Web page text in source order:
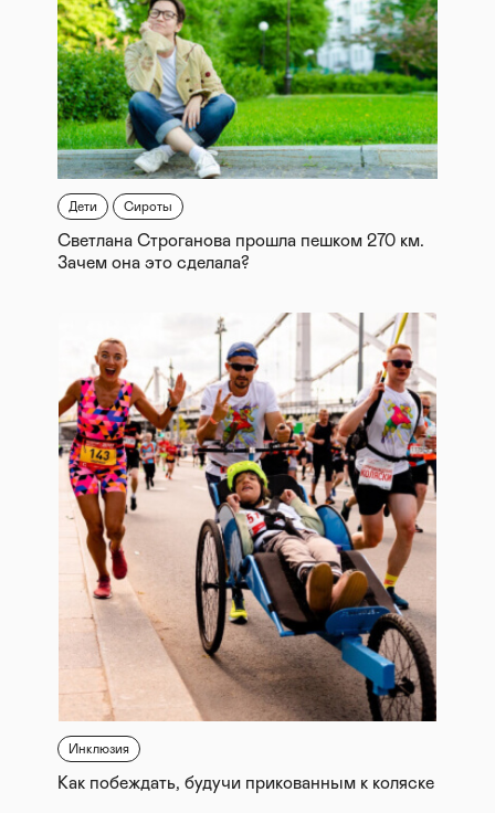
Дети Сироты
Светлана Строганова прошла пешком 270 км.
Зачем она это сделала?
Инклюзия
Как побеждать, будучи прикованным к коляске